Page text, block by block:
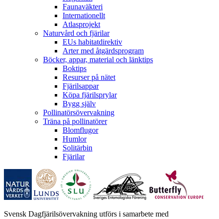
Faunaväkteri
Internationellt
Atlasprojekt
Naturvård och fjärilar
EUs habitatdirektiv
Arter med åtgärdsprogram
Böcker, appar, material och länktips
Boktips
Resurser på nätet
Fjärilsappar
Köpa fjärilsprylar
Bygg själv
Pollinatörsövervakning
Träna på pollinatörer
Blomflugor
Humlor
Solitärbin
Fjärilar
Svensk Dagfjärilsövervakning utförs i samarbete med